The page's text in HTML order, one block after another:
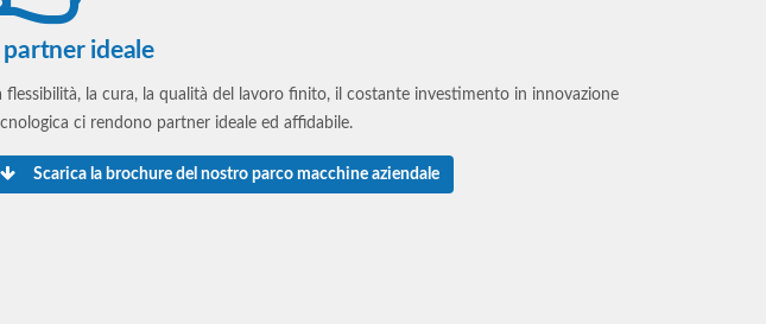
partner ideale
flessibilità, la cura, la qualità del lavoro finito, il costante investimento in innovazione
ci rendono partner ideale ed affidabile.
Scarica la brochure del nostro parco macchine aziendale